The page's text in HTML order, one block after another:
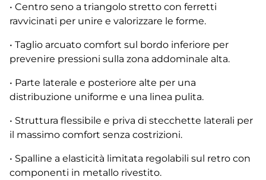
• Centro seno a triangolo stretto con ferretti
ravvicinati per unire e valorizzare le forme.
• Taglio arcuato comfort sul bordo inferiore per
prevenire pressioni sulla zona addominale alta.
• Parte laterale e posteriore alte per una
distribuzione uniforme e una linea pulita.
• Struttura flessibile e priva di stecchette laterali per
il massimo comfort senza costrizioni.
• Spalline a elasticità limitata regolabili sul retro con
componenti in metallo rivestito.